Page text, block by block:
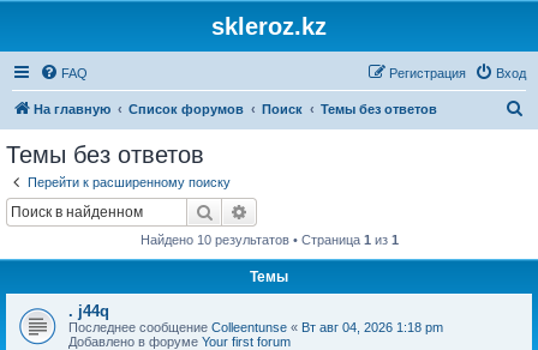
skleroz.kz
FAQ Вход
Регистрация
На главную Список форумов Поиск Темы без ответов
Темы без ответов
Перейти к расширенному поиску
Поиск
Найдено 10 результатов • Страница 1 из 1
Темы
. j44q
Последнее сообщение Colleentunse « Вт авг 04, 2026 1:18 pm
Добавлено в форуме Your first forum